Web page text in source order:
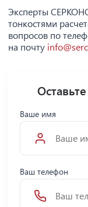
Эксперты
тонкостями
вопросов по
на почту
Ваше имя
Ваш телефон